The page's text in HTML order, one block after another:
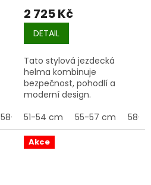
58-61 cm 58-60 cm 52-54 cm
2 725 Kč
DETAIL
Tato stylová jezdecká
helma kombinuje
bezpečnost, pohodlí a
moderní design.
51-54 cm
55-57 cm 58-
Akce